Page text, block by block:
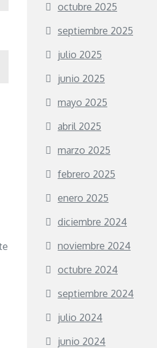
octubre 2025
septiembre 2025
julio 2025
junio 2025
mayo 2025
abril 2025
marzo 2025
febrero 2025
enero 2025
diciembre 2024
noviembre 2024
octubre 2024
septiembre 2024
julio 2024
junio 2024